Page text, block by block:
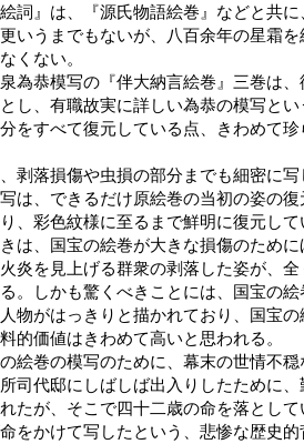
詞』は、『源氏物語絵巻』などと共
いうまでもないが、八百余年の星霜
くない。
為恭模写の『伴大納言絵巻』三巻は
し、有職故実に詳しい為恭の模写と
をすべて復元している点、きわめて
剥落損傷や虫損の部分までも細密に
は、できるだけ原絵巻の当初の姿の
、彩色紋様に至るまで鮮明に復元して
は、国宝の絵巻が大きな損傷のため
炎を見上げる群衆の剥落した姿が、
。しかも驚くべきことには、国宝の
物がはっきりと描かれており、国宝
的価値はきわめて高いと思われる。
絵巻の模写のために、幕末の世情不
司代邸にしばしば出入りしたために、
たが、そこで四十二歳の命を落とし
をかけて写したという、悲惨な歴史